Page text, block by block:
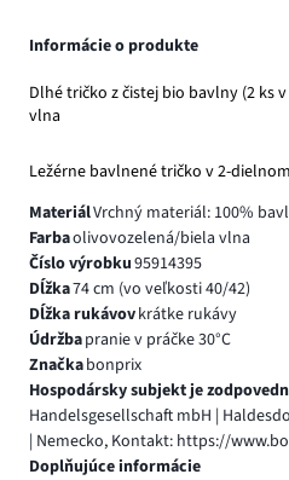
Informácie o produkte
Dlhé tričko z čistej bio bavlny (2 ks
vlna
Ležérne bavlnené tričko v 2-
MateriálVrchný materiál: 100%
Farbaolivovozelená/biela vlna
Číslo výrobku95914395
Dĺžka74 cm (vo veľkosti 40/42)
Dĺžka rukávovkrátke rukávy
Údržbapranie v práčke 30°C
Značkabonprix
Hospodársky subjekt je
Handelsgesellschaft mbH |
| Nemecko, Kontakt: https://
Doplňujúce informácie